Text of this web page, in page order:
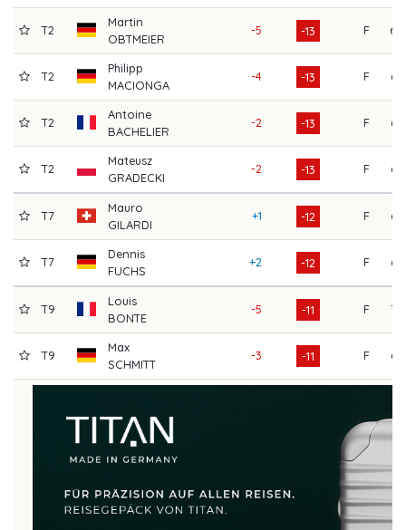
T2
Martin
OBTMEIER
-5 -13 F 68
T2
Philipp
MACIONGA
-4 -13 F 64
T2
Antoine
BACHELIER
-2 -13 F 65
T2
Mateusz
GRADECKI
-2 -13 F 65
T7
Mauro
GILARDI
+1 -12 F 66
T7
Dennis
FUCHS
+2 -12 F 64
T9
Louis
BONTE
-5 -11 F 73
T9
Max
SCHMITT
-3 -11 F 64